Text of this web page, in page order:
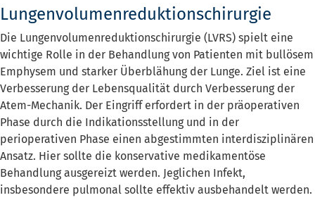
Lungenvolumenreduktionschirurgie
Die Lungenvolumenreduktionschirurgie (LVRS) spielt eine
wichtige Rolle in der Behandlung von Patienten mit bullösem
Emphysem und starker Überblähung der Lunge. Ziel ist eine
Verbesserung der Lebensqualität durch Verbesserung der
Atem-Mechanik. Der Eingriff erfordert in der präoperativen
Phase durch die Indikationsstellung und in der
perioperativen Phase einen abgestimmten interdisziplinären
Ansatz. Hier sollte die konservative medikamentöse
Behandlung ausgereizt werden. Jeglichen Infekt,
insbesondere pulmonal sollte effektiv ausbehandelt werden.